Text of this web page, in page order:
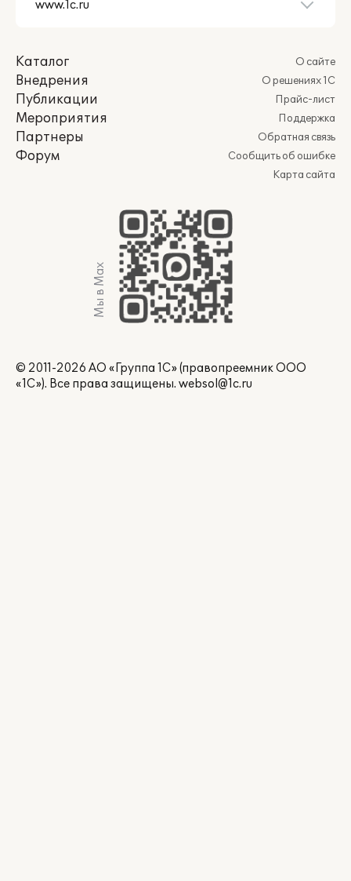
Каталог
Внедрения
Публикации
Мероприятия
Партнеры
Форум
О сайте
О решениях 1С
Прайс-лист
Поддержка
Обратная связь
Сообщить об ошибке
Карта сайта
Мы в Max
© 2011-2026 АО «Группа 1С» (правопреемник ООО
«1С»). Все права защищены. websol@1c.ru